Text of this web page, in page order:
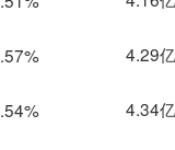
4.29亿
4.34亿